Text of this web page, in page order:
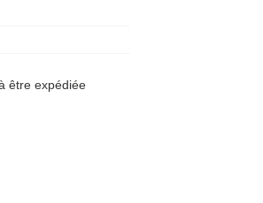
être expédiée